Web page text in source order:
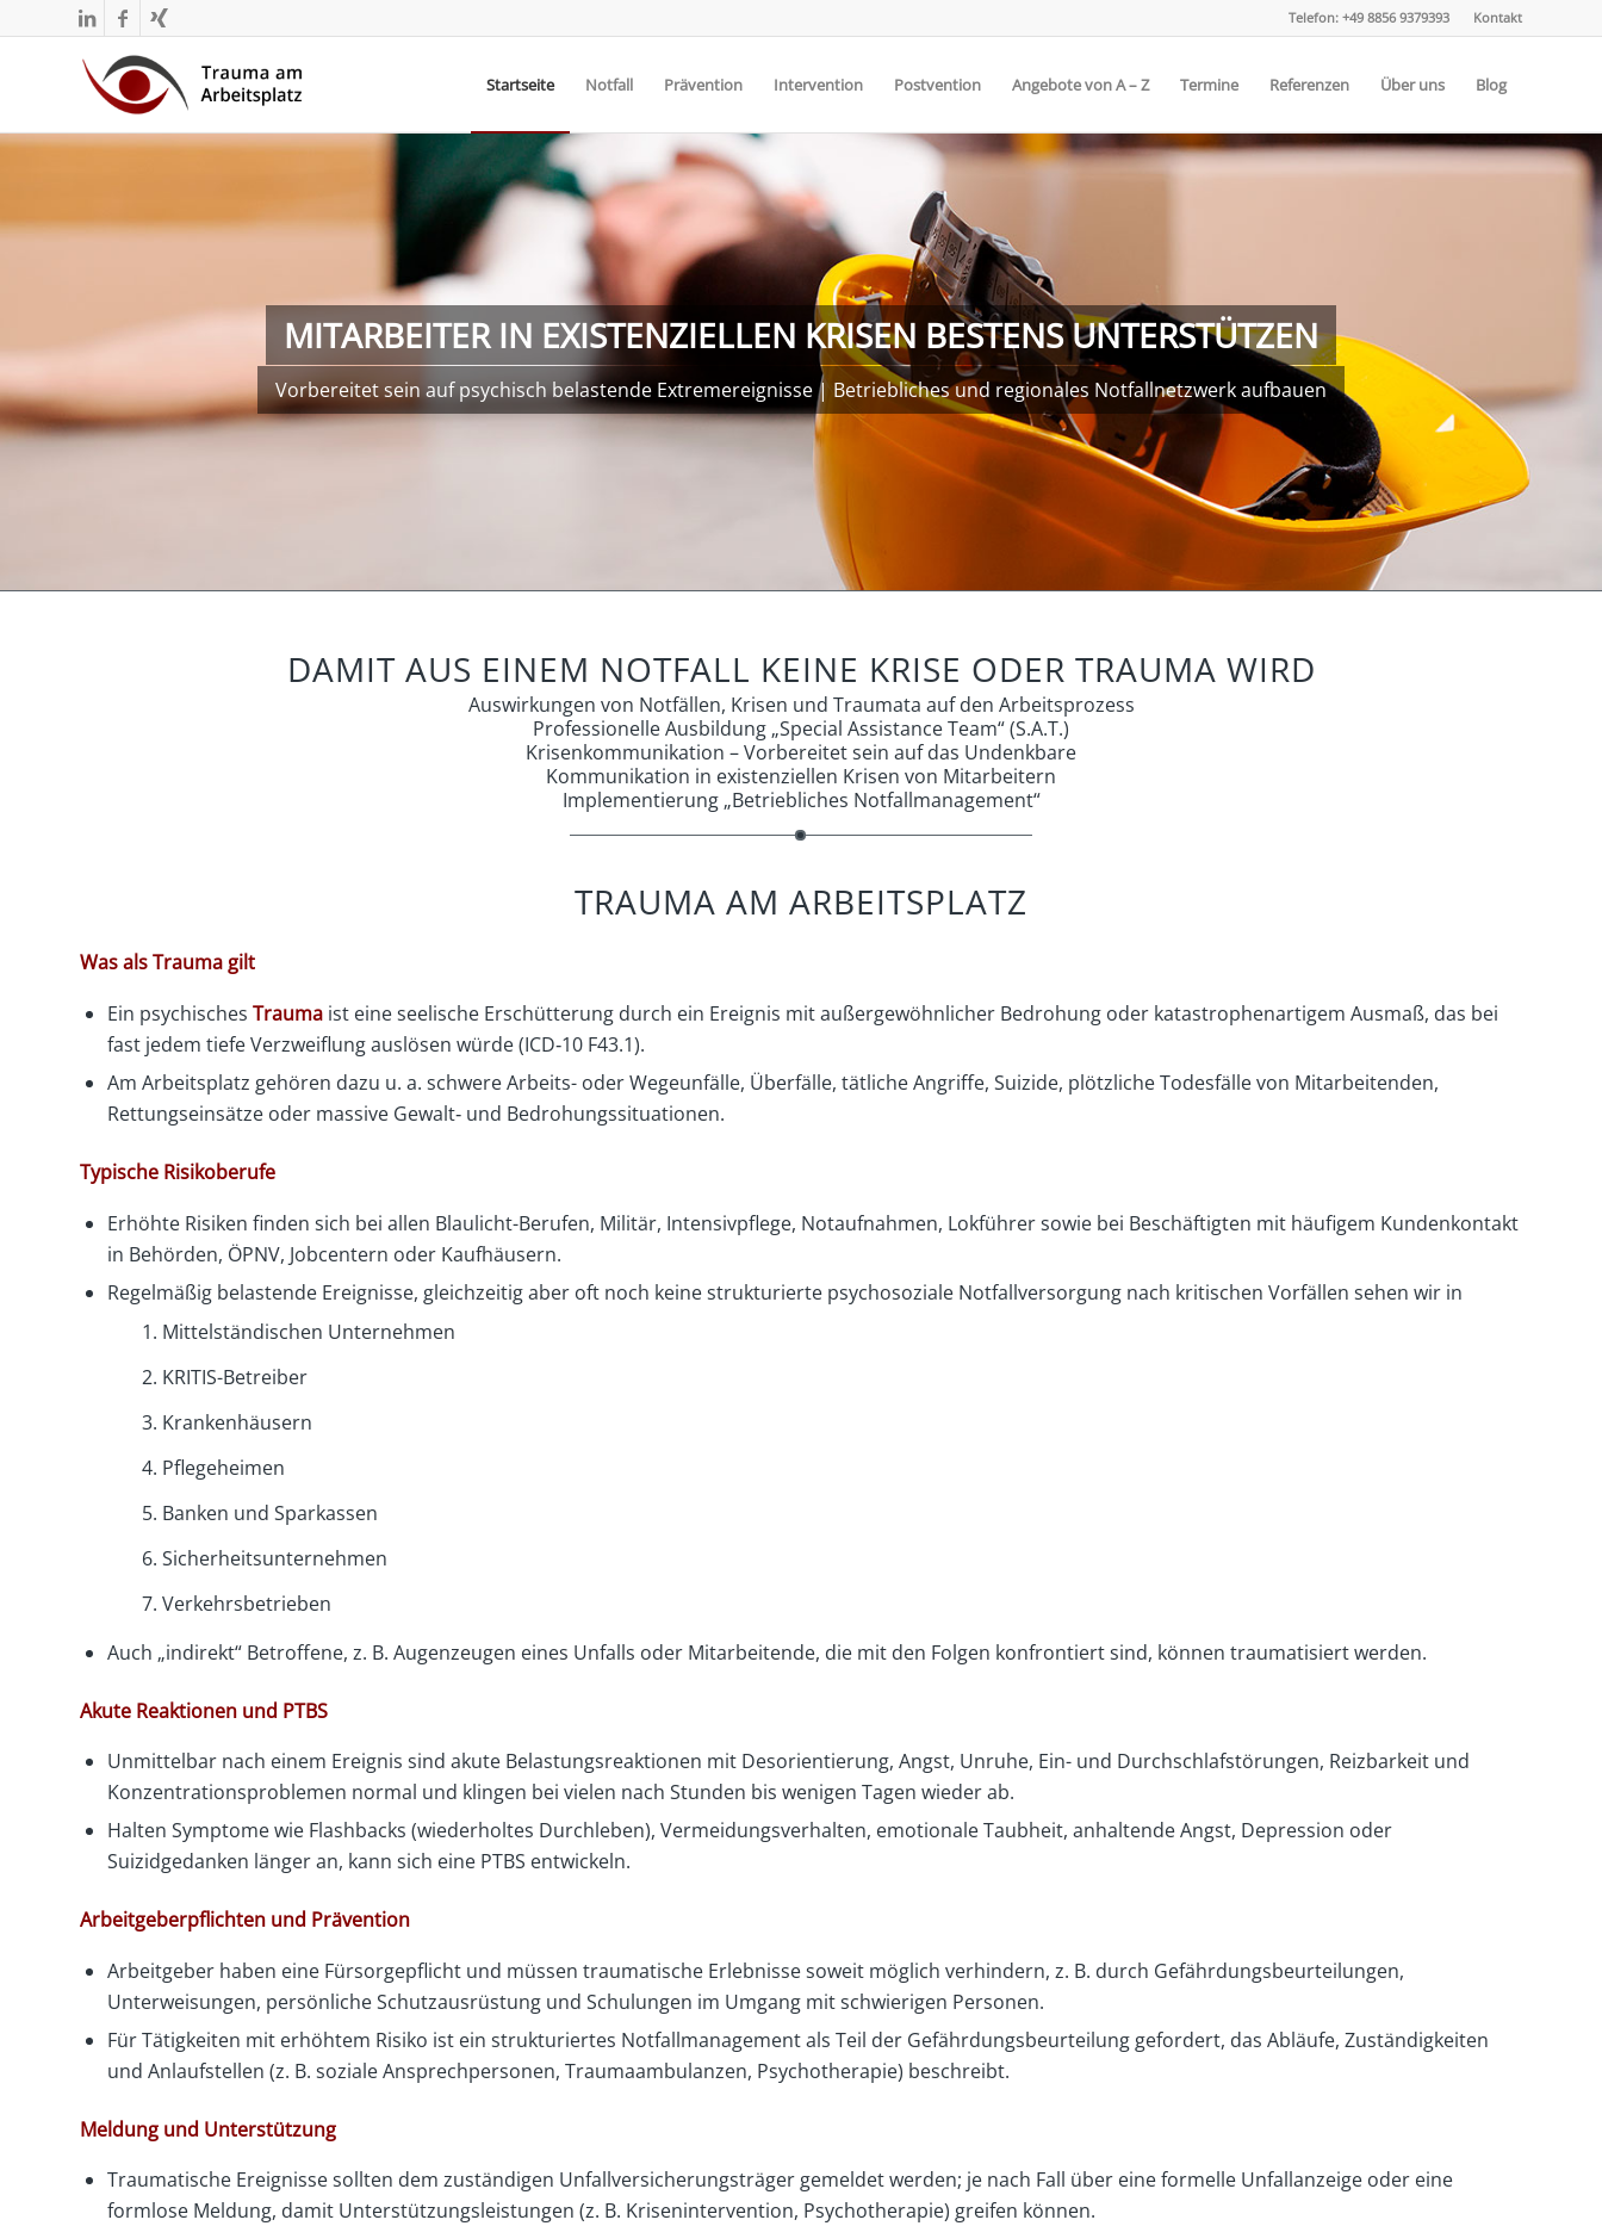
Kontakt
Telefon: +49 8856 9379393
Startseite Notfall Prävention Intervention Postvention Angebote von A – Z Termine Referenzen Über uns Blog
MITARBEITER IN EXISTENZIELLEN KRISEN BESTENS UNTERSTÜTZEN
Vorbereitet sein auf psychisch belastende Extremereignisse | Betriebliches und regionales Notfallnetzwerk aufbauen
DAMIT AUS EINEM NOTFALL KEINE KRISE ODER TRAUMA WIRD
Auswirkungen von Notfällen, Krisen und Traumata auf den Arbeitsprozess
Professionelle Ausbildung „Special Assistance Team“ (S.A.T.)
Krisenkommunikation – Vorbereitet sein auf das Undenkbare
Kommunikation in existenziellen Krisen von Mitarbeitern
Implementierung „Betriebliches Notfallmanagement“
TRAUMA AM ARBEITSPLATZ
Was als Trauma gilt
Ein psychisches Trauma ist eine seelische Erschütterung durch ein Ereignis mit außergewöhnlicher Bedrohung oder katastrophenartigem Ausmaß, das bei
fast jedem tiefe Verzweiflung auslösen würde (ICD‑10 F43.1).
Am Arbeitsplatz gehören dazu u. a. schwere Arbeits- oder Wegeunfälle, Überfälle, tätliche Angriffe, Suizide, plötzliche Todesfälle von Mitarbeitenden,
Rettungseinsätze oder massive Gewalt‑ und Bedrohungssituationen.
Typische Risikoberufe
Erhöhte Risiken finden sich bei allen Blaulicht-Berufen, Militär, Intensivpflege, Notaufnahmen, Lokführer sowie bei Beschäftigten mit häufigem Kundenkontakt
in Behörden, ÖPNV, Jobcentern oder Kaufhäusern.
Regelmäßig belastende Ereignisse, gleichzeitig aber oft noch keine strukturierte psychosoziale Notfallversorgung nach kritischen Vorfällen sehen wir in
Mittelständischen Unternehmen
KRITIS-Betreiber
Krankenhäusern
Pflegeheimen
Banken und Sparkassen
Sicherheitsunternehmen
Verkehrsbetrieben
Auch „indirekt“ Betroffene, z. B. Augenzeugen eines Unfalls oder Mitarbeitende, die mit den Folgen konfrontiert sind, können traumatisiert werden.
Akute Reaktionen und PTBS
Unmittelbar nach einem Ereignis sind akute Belastungsreaktionen mit Desorientierung, Angst, Unruhe, Ein- und Durchschlafstörungen, Reizbarkeit und
Konzentrationsproblemen normal und klingen bei vielen nach Stunden bis wenigen Tagen wieder ab.
Halten Symptome wie Flashbacks (wiederholtes Durchleben), Vermeidungsverhalten, emotionale Taubheit, anhaltende Angst, Depression oder
Suizidgedanken länger an, kann sich eine PTBS entwickeln.
Arbeitgeberpflichten und Prävention
Arbeitgeber haben eine Fürsorgepflicht und müssen traumatische Erlebnisse soweit möglich verhindern, z. B. durch Gefährdungsbeurteilungen,
Unterweisungen, persönliche Schutzausrüstung und Schulungen im Umgang mit schwierigen Personen.
Für Tätigkeiten mit erhöhtem Risiko ist ein strukturiertes Notfallmanagement als Teil der Gefährdungsbeurteilung gefordert, das Abläufe, Zuständigkeiten
und Anlaufstellen (z. B. soziale Ansprechpersonen, Traumaambulanzen, Psychotherapie) beschreibt.
Meldung und Unterstützung
Traumatische Ereignisse sollten dem zuständigen Unfallversicherungsträger gemeldet werden; je nach Fall über eine formelle Unfallanzeige oder eine
formlose Meldung, damit Unterstützungsleistungen (z. B. Krisenintervention, Psychotherapie) greifen können.